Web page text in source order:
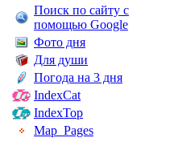
Поиск по сайту с
помощью Google
Фото дня
Для души
Погода на 3 дня
IndexCat
IndexTop
Map_Pages